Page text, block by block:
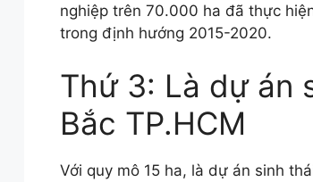
nghiệp trên 70.000 ha đã thực
trong định hướng 2015-2020.
Thứ 3: Là dự án
Bắc TP.HCM
Với quy mô 15 ha, là dự án sinh